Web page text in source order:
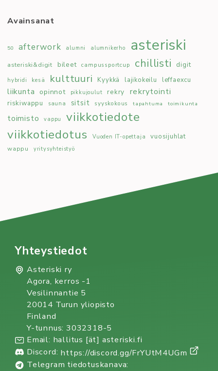
Avainsanat
50 afterwork alumni alumnikerho asteriski
asteriski&digit bileet campussportcup chillisti digit
hybridi kesä kulttuuri Kyykkä lajikokeilu leffaexcu
liikunta opinnot pikkujoulut rekry rekrytointi
riskiwappu sauna sitsit syyskokous tapahtuma toimikunta
toimisto vappu
viikkotiedote
viikkotiedotus
Vuoden IT-opettaja vuosijuhlat
wappu yritysyhteistyö
Yhteystiedot
Asteriski ry
Agora, kerros -1
Vesilinnantie 5
20014 Turun yliopisto
Finland
Y-tunnus: 3032318-5
Email: hallitus [ät] asteriski.fi
Discord: https://discord.gg/FrYUtM4UGm
Telegram tiedotuskanava: